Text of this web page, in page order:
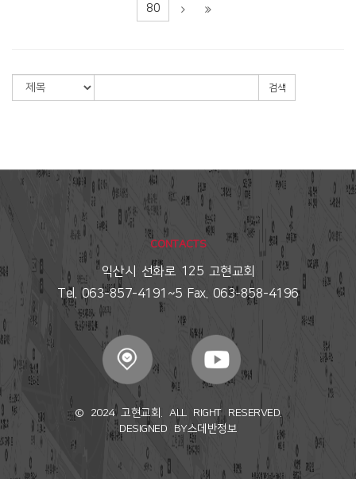
80
검색
CONTACTS
익산시 선화로 125 고현교회
Tel. 063-857-4191~5 Fax. 063-858-4196
© 2024 고현교회. ALL RIGHT RESERVED.
DESIGNED BY스데반정보